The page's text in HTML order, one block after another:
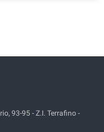
93-95 - Z.I. Terrafino -